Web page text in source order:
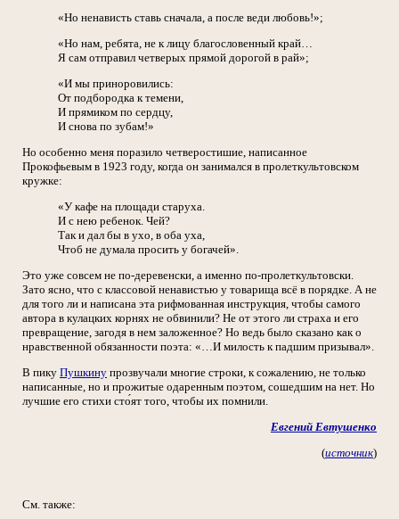
«Но ненависть ставь сначала, а после веди любовь!»;
«Но нам, ребята, не к лицу благословенный край…
Я сам отправил четверых прямой дорогой в рай»;
«И мы приноровились:
От подбородка к темени,
И прямиком по сердцу,
И снова по зубам!»
Но особенно меня поразило четверостишие, написанное
Прокофьевым в 1923 году, когда он занимался в пролеткультовском
кружке:
«У кафе на площади старуха.
И с нею ребенок. Чей?
Так и дал бы в ухо, в оба уха,
Чтоб не думала просить у богачей».
Это уже совсем не по-деревенски, а именно по-пролеткультовски.
Зато ясно, что с классовой ненавистью у товарища всё в порядке. А не
для того ли и написана эта рифмованная инструкция, чтобы самого
автора в кулацких корнях не обвинили? Не от этого ли страха и его
превращение, загодя в нем заложенное? Но ведь было сказано как о
нравственной обязанности поэта: «…И милость к падшим призывал».
В пику Пушкину прозвучали многие строки, к сожалению, не только
написанные, но и прожитые одаренным поэтом, сошедшим на нет. Но
лучшие его стихи сто́ят того, чтобы их помнили.
Евгений Евтушенко
(источник)
См. также: